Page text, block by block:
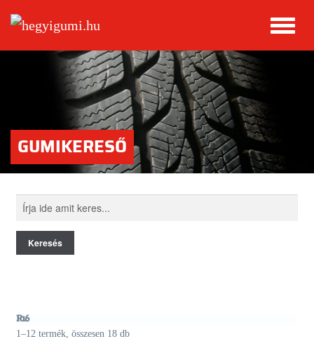
GUMIKERESŐ
R16
1–12 termék, összesen 18 db
Keresés